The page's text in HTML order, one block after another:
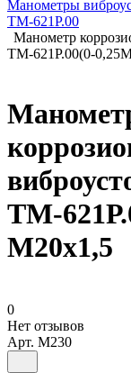
Манометры
ТМ-621Р.00
Манометр
ТМ-621Р.00(0-
ТМ-
М20х1,5
0
Нет отзывов
Арт. M230